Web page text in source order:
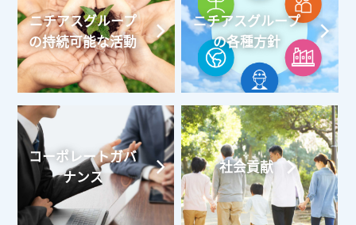
ニチアスグループ
の持続可能な活動
ニチアスグループ
の各種方針
コーポレートガバ
ナンス
社会貢献